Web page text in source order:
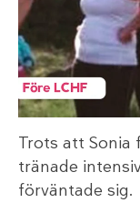
Trots att Sonia
tränade
förväntade sig.